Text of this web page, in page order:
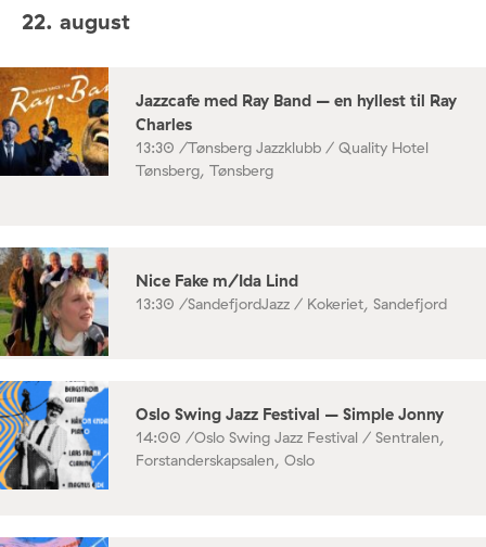
22. august
Jazzcafe med Ray Band – en hyllest til Ray
Charles
13:30 /Tønsberg Jazzklubb / Quality Hotel
Tønsberg, Tønsberg
Nice Fake m/Ida Lind
13:30 /SandefjordJazz / Kokeriet, Sandefjord
Oslo Swing Jazz Festival – Simple Jonny
14:00 /Oslo Swing Jazz Festival / Sentralen,
Forstanderskapsalen, Oslo